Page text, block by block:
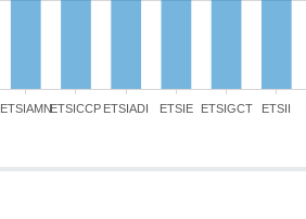
ETSIAMNETSICCP ETSIADI ETSIE ETSIGCT ETSII